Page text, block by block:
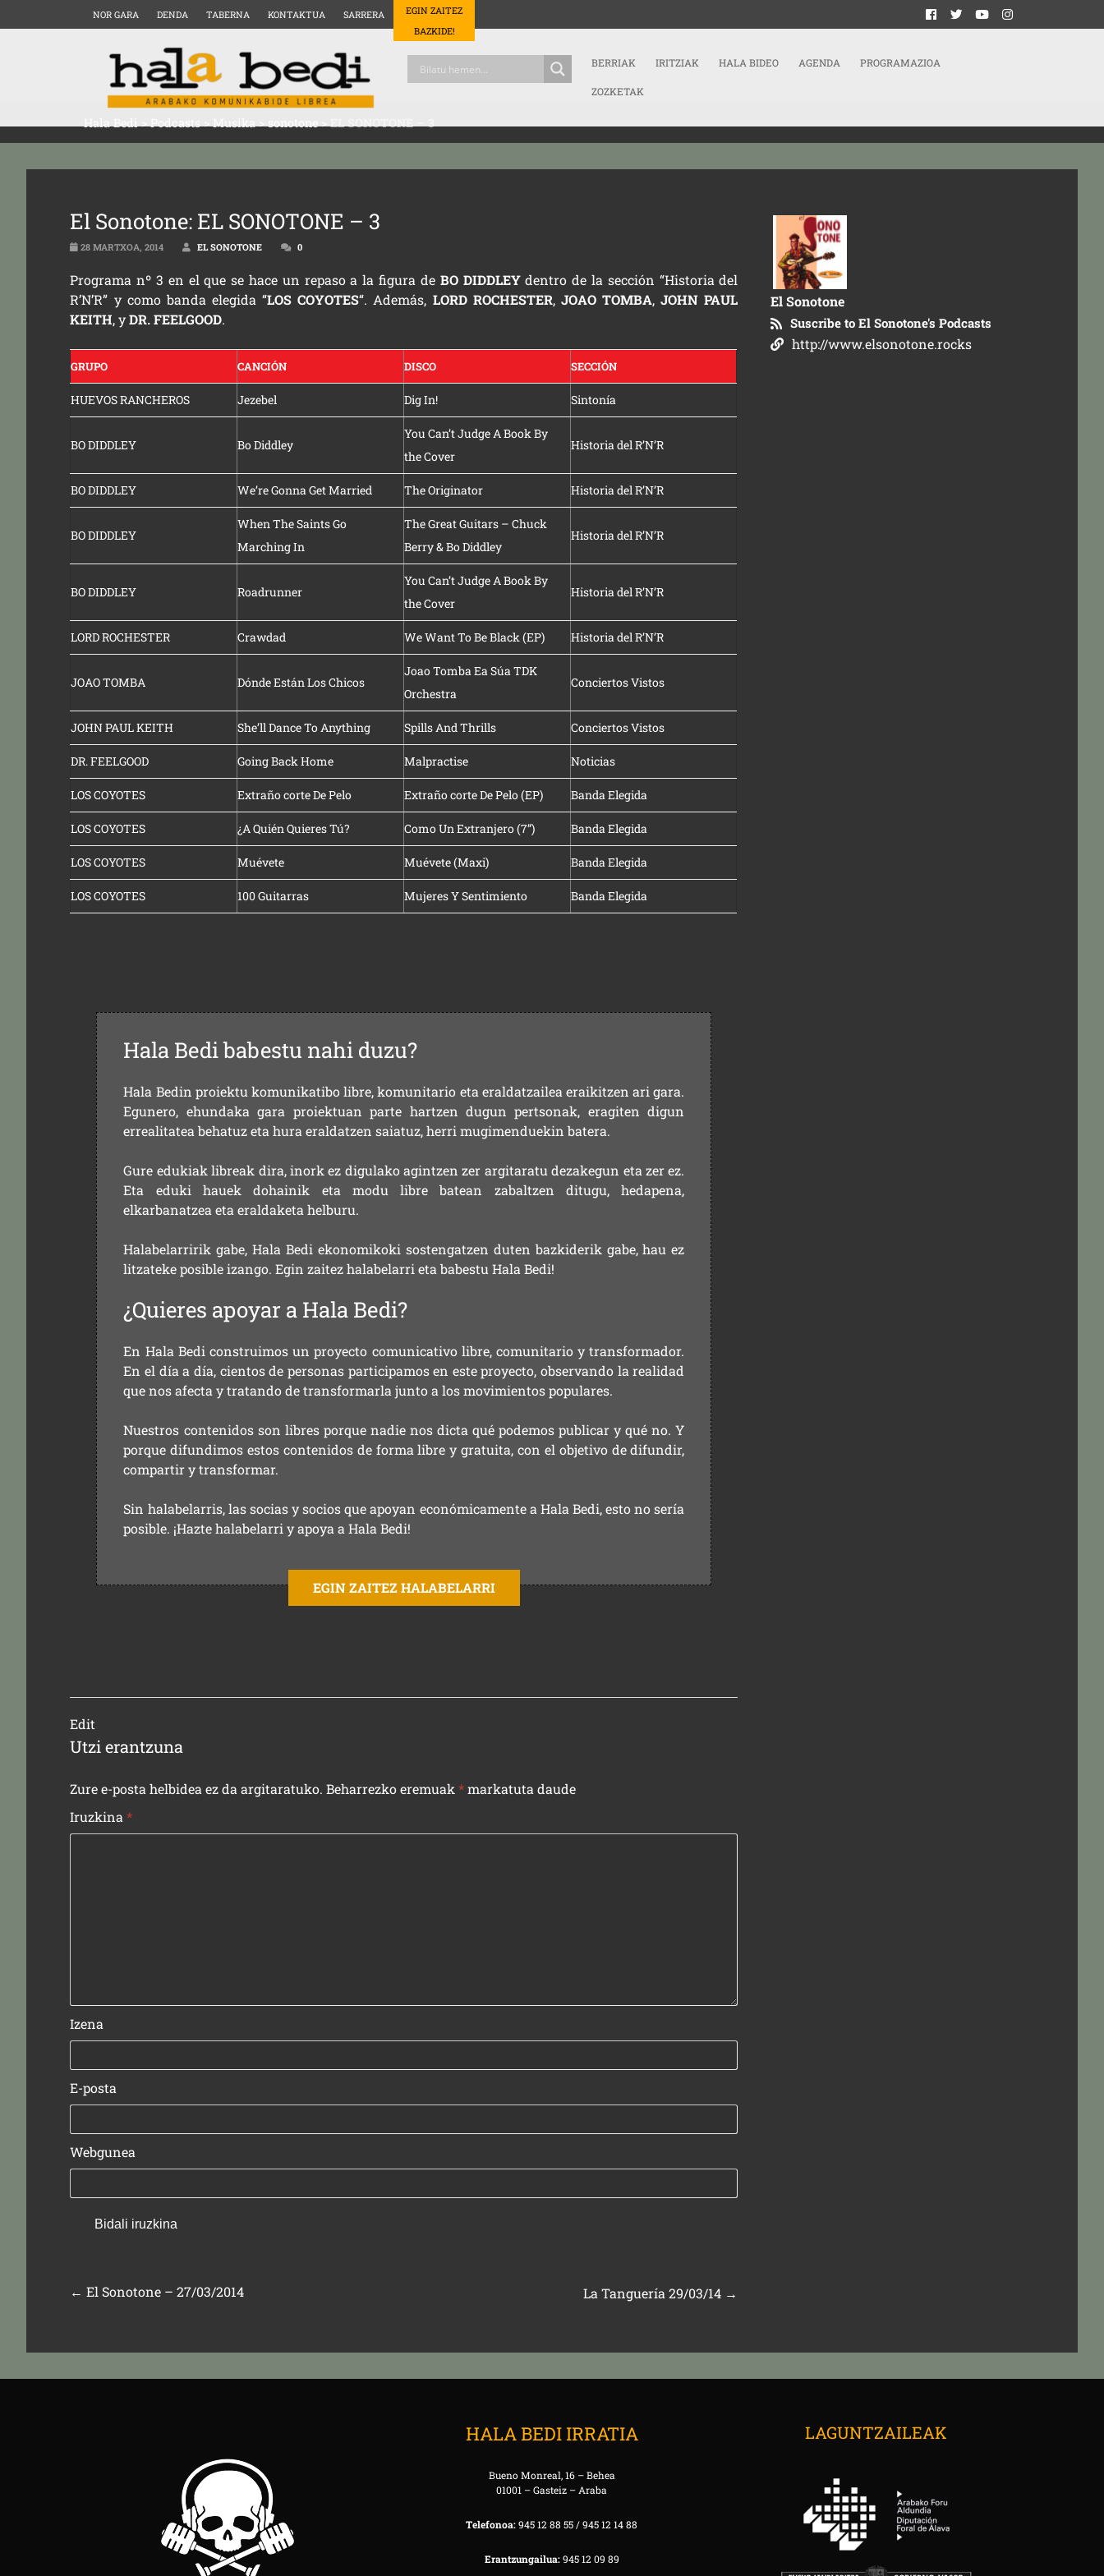
NOR GARA DENDA TABERNA KONTAKTUA SARRERA
EGIN ZAITEZ
BAZKIDE!
BERRIAK IRITZIAK HALA BIDEO AGENDA PROGRAMAZIOA
ZOZKETAK
Hala Bedi>Podcasts>Musika>sonotone>EL SONOTONE – 3
El Sonotone: EL SONOTONE – 3
28 MARTXOA, 2014 EL SONOTONE 0
Programa nº 3 en el que se hace un repaso a la figura de BO DIDDLEYdentro de la sección “Historia del
R’N’R” y como banda elegida “LOS COYOTES“. Además, LORD ROCHESTER, JOAO TOMBA,JOHN PAUL
KEITH, yDR. FEELGOOD.
GRUPO CANCIÓN DISCO SECCIÓN
HUEVOS RANCHEROS Jezebel Dig In! Sintonía
BO DIDDLEY Bo Diddley
You Can’t Judge A Book By
the Cover
Historia del R’N’R
BO DIDDLEY We’re Gonna Get Married The Originator Historia del R’N’R
BO DIDDLEY
When The Saints Go
Marching In
The Great Guitars – Chuck
Berry & Bo Diddley
Historia del R’N’R
BO DIDDLEY Roadrunner
You Can’t Judge A Book By
the Cover
Historia del R’N’R
LORD ROCHESTER Crawdad We Want To Be Black (EP) Historia del R’N’R
JOAO TOMBA Dónde Están Los Chicos
Joao Tomba Ea Súa TDK
Orchestra
Conciertos Vistos
JOHN PAUL KEITH She’ll Dance To Anything Spills And Thrills Conciertos Vistos
DR. FEELGOOD Going Back Home Malpractise Noticias
LOS COYOTES Extraño corte De Pelo Extraño corte De Pelo (EP) Banda Elegida
LOS COYOTES ¿A Quién Quieres Tú? Como Un Extranjero (7”) Banda Elegida
LOS COYOTES Muévete Muévete (Maxi) Banda Elegida
LOS COYOTES 100 Guitarras Mujeres Y Sentimiento Banda Elegida
Hala Bedi babestu nahi duzu?
Hala Bedin proiektu komunikatibo libre, komunitario eta eraldatzailea eraikitzen ari gara.
Egunero, ehundaka gara proiektuan parte hartzen dugun pertsonak, eragiten digun
errealitatea behatuz eta hura eraldatzen saiatuz, herri mugimenduekin batera.
Gure edukiak libreak dira, inork ez digulako agintzen zer argitaratu dezakegun eta zer ez.
Eta eduki hauek dohainik eta modu libre batean zabaltzen ditugu, hedapena,
elkarbanatzea eta eraldaketa helburu.
Halabelarririk gabe, Hala Bedi ekonomikoki sostengatzen duten bazkiderik gabe, hau ez
litzateke posible izango. Egin zaitez halabelarri eta babestu Hala Bedi!
¿Quieres apoyar a Hala Bedi?
En Hala Bedi construimos un proyecto comunicativo libre, comunitario y transformador.
En el día a día, cientos de personas participamos en este proyecto, observando la realidad
que nos afecta y tratando de transformarla junto a los movimientos populares.
Nuestros contenidos son libres porque nadie nos dicta qué podemos publicar y qué no. Y
porque difundimos estos contenidos de forma libre y gratuita, con el objetivo de difundir,
compartir y transformar.
Sin halabelarris, las socias y socios que apoyan económicamente a Hala Bedi, esto no sería
posible. ¡Hazte halabelarri y apoya a Hala Bedi!
EGIN ZAITEZ HALABELARRI
Edit
Utzi erantzuna
Zure e-posta helbidea ez da argitaratuko. Beharrezko eremuak*markatuta daude
Iruzkina*
Izena
E-posta
Webgunea
←El Sonotone – 27/03/2014 La Tanguería 29/03/14 →
El Sonotone
Suscribe to El Sonotone's Podcasts
http://www.elsonotone.rocks
HALA BEDI IRRATIA
Bueno Monreal, 16 – Behea
01001 – Gasteiz – Araba
Telefonoa:945 12 88 55 / 945 12 14 88
Erantzungailua:945 12 09 89
LAGUNTZAILEAK